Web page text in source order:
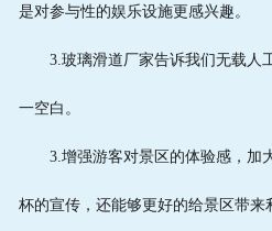
是对参与性的娱乐设施更感兴趣。
3.玻璃滑道厂家告诉我们无载人
一空白。
3.增强游客对景区的体验感，加
杯的宣传，还能够更好的给景区带来